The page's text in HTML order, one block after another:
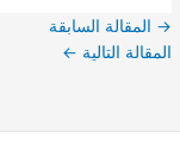
→ المقالة السابقة
المقالة التالية ←